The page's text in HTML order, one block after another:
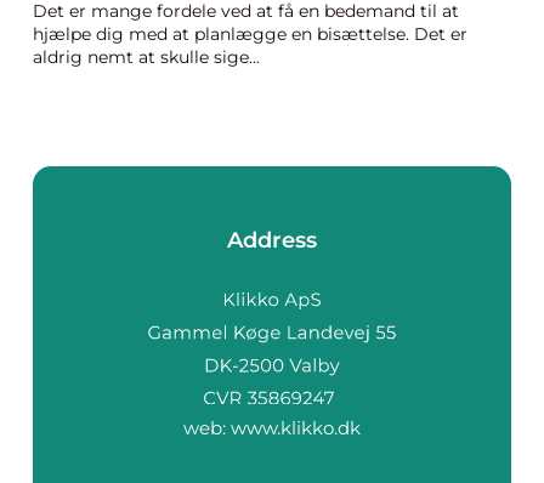
Det er mange fordele ved at få en bedemand til at
hjælpe dig med at planlægge en bisættelse. Det er
aldrig nemt at skulle sige...
Address
web: www.klikko.dk